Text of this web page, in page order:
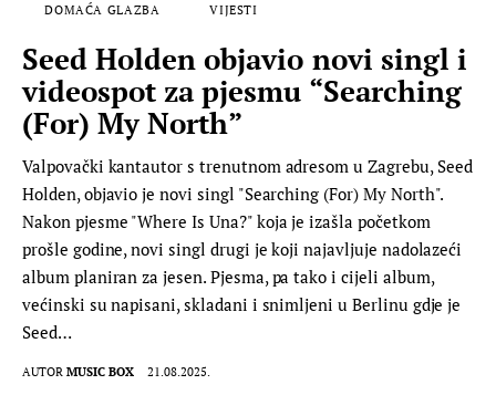
DOMAĆA GLAZBA VIJESTI
Seed Holden objavio novi singl i
videospot za pjesmu “Searching
(For) My North”
Valpovački kantautor s trenutnom adresom u Zagrebu, Seed
Holden, objavio je novi singl "Searching (For) My North".
Nakon pjesme "Where Is Una?" koja je izašla početkom
prošle godine, novi singl drugi je koji najavljuje nadolazeći
album planiran za jesen. Pjesma, pa tako i cijeli album,
većinski su napisani, skladani i snimljeni u Berlinu gdje je
Seed…
AUTOR MUSIC BOX 21.08.2025.